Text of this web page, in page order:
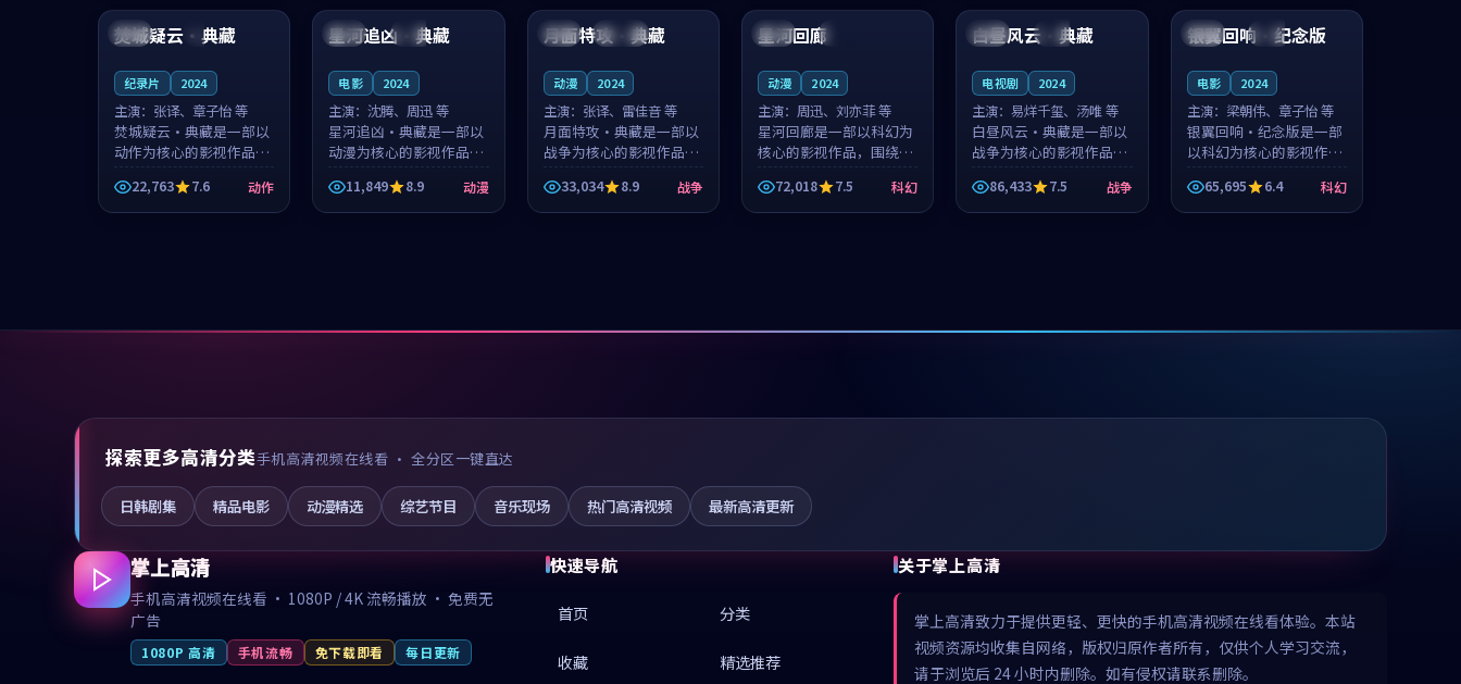
中国 4K
焚城疑云·典藏
纪录片 2024
主演： 张译、章子怡 等
焚城疑云·典藏是一部以
动作为核心的影视作品，
围绕危机、反转与人物成
长展开，整体节奏紧凑，
值得推荐观看。
22,763 7.6 动作
美国 热播
星河追凶·典藏
电影 2024
主演：沈腾、周迅 等
星河追凶·典藏是一部以
动漫为核心的影视作品，
围绕危机、反转与人物成
长展开，整体节奏紧凑，
值得推荐观看。
11,849 8.9 动漫
英国 连载中
月面特攻·典藏
动漫 2024
主演： 张译、雷佳音 等
月面特攻·典藏是一部以
战争为核心的影视作品，
围绕危机、反转与人物成
长展开，整体节奏紧凑，
值得推荐观看。
33,034 8.9 战争
泰国
星河回廊
动漫 2024
主演： 周迅、刘亦菲 等
星河回廊是一部以科幻为
核心的影视作品，围绕危
机、反转与人物成长展
开，整体节奏紧凑，值得
推荐观看。
72,018 7.5 科幻
中国 独播
白昼风云·典藏
电视剧 2024
主演：易烊千玺、汤唯 等
白昼风云·典藏是一部以
战争为核心的影视作品，
围绕危机、反转与人物成
长展开，整体节奏紧凑，
值得推荐观看。
86,433 7.5 战争
英国 高分
银翼回响·纪念版
电影 2024
主演： 梁朝伟、章子怡 等
银翼回响·纪念版是一部
以科幻为核心的影视作
品，围绕危机、反转与人
物成长展开，整体节奏紧
凑，值得推荐观看。
65,695 6.4 科幻
探索更多高清分类手机高清视频在线看 · 全分区一键直达
日韩剧集 精品电影 动漫精选 综艺节目 音乐现场 热门高清视频 最新高清更新
掌上高清
手机高清视频在线看 · 1080P / 4K 流畅播放 · 免费无
广告
1080P 高清 手机流畅 免下载即看 每日更新
快速导航
首页 分类
收藏 精选推荐
关于掌上高清
掌上高清致力于提供更轻、更快的手机高清视频在线看体验。本站
视频资源均收集自网络，版权归原作者所有，仅供个人学习交流，
请于浏览后 24 小时内删除。如有侵权请联系删除。